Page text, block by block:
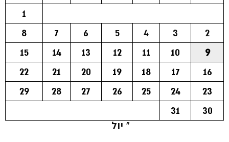
1
2
3
4
5
6
7
8
9
10
11
12
13
14
15
16
17
18
19
20
21
22
23
24
25
26
27
28
29
30
31
« יול